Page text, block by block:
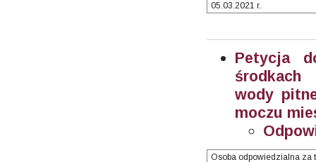
05.03.2021 r.
Petycja
środkach
wody
moczu
Osoba odpowiedzialna za